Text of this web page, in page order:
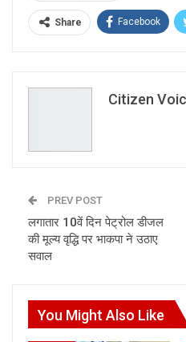
Share Facebook
Citizen
PREV POST
लगातार 10वें दिन पेट्रोल डीजल
की मूल्य वृद्धि पर भाकपा ने उठाए
सवाल
You Might Also Like